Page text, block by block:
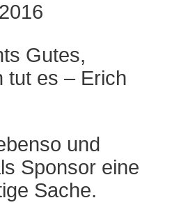
Gutes,
tut es – Erich
und
Sponsor eine
Sache.